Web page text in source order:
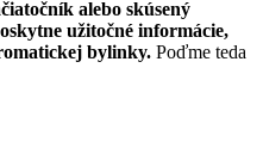
alebo skúsený
užitočné informácie,
bylinky. Poďme teda